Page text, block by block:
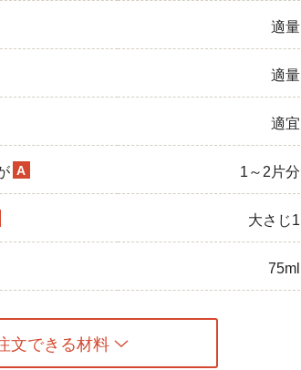
適量
適量
適宜
A 1～2片分
大さじ1
75ml
文できる材料
マン なす